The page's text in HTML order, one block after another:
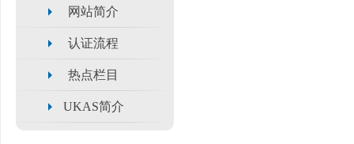
网站简介
认证流程
热点栏目
UKAS简介